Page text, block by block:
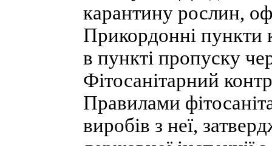
карантину рослин,
Прикордонні пункти
в пункті пропуску
Фітосанітарний
Правилами
виробів з неї,